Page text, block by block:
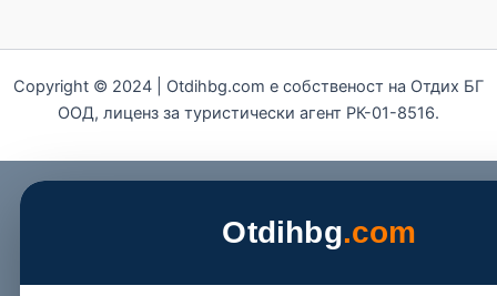
Copyright © 2024 | Otdihbg.com e собственост на Отдих БГ
ООД, лиценз за туристически агент РК-01-8516.
Otdihbg.com